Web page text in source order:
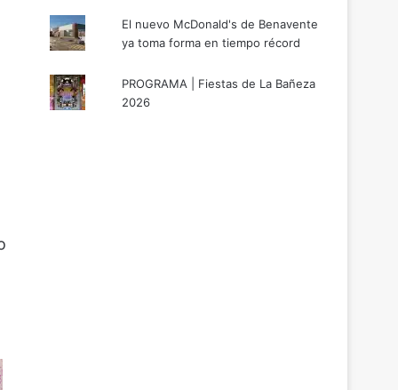
El nuevo McDonald's de Benavente
ya toma forma en tiempo récord
PROGRAMA | Fiestas de La Bañeza
2026